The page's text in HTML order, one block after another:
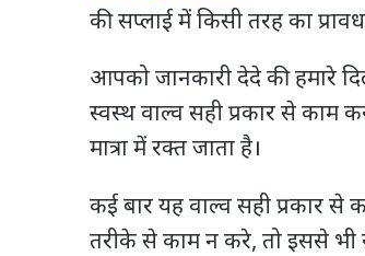
की सप्लाई में किसी तरह का
आपको जानकारी देदे की हमारे
स्वस्थ वाल्‍व सही प्रकार से काम
मात्रा में रक्‍त जाता है।
कई बार यह वाल्‍व सही प्रकार
तरीके से काम न करे, तो इससे भी